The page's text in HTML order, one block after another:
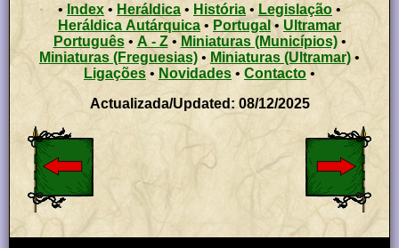
•Index • Heráldica • História • Legislação •
Heráldica Autárquica •Portugal • Ultramar
Português• A - Z• Miniaturas (Municípios)•
Miniaturas (Freguesias) • Miniaturas (Ultramar) •
Ligações • Novidades • Contacto •
Actualizada/Updated: 08/12/2025